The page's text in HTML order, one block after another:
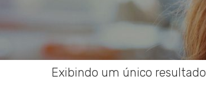
Exibindo um único resultado